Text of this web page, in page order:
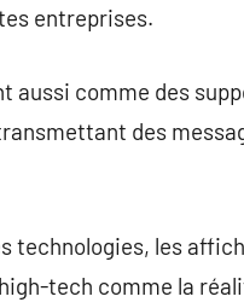
entreprises.
aussi comme des
des
technologies, les
tech comme la